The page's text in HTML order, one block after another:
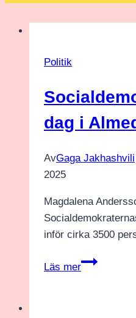
Politik
dag i
AvGaga Jakhashvili
2025
Magdalena
inför cirka 3500
Läs mer